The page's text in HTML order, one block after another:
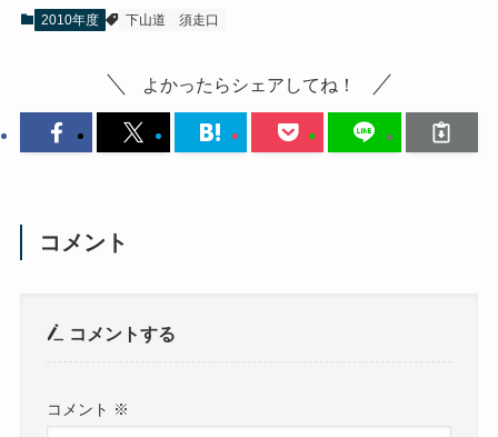
2010年度 下山道 須走口
よかったらシェアしてね！
コメント
コメントする
コメント ※